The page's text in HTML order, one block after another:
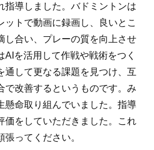
指導しました。バドミントンは
ットで動画に録画し、良いとこ
し合い、プレーの質を向上させ
AIを活用して作戦や戦術をつく
通して更なる課題を見つけ、互
で改善するというものです。み
懸命取り組んでいました。指導
価をしていただきました。これ
ってください。